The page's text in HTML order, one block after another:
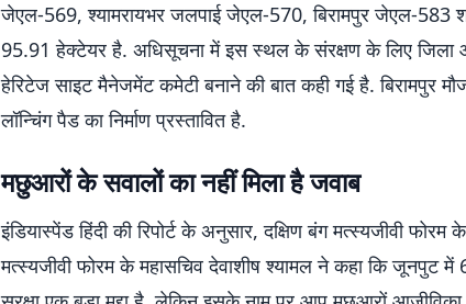
जेएल-569, श्यामरायभर जलपाई जेएल-570, बिरामपुर जेएल-583
95.91 हेक्टेयर है. अधिसूचना में इस स्थल के संरक्षण के लिए जिला और
हेरिटेज साइट मैनेजमेंट कमेटी बनाने की बात कही गई है. बिरामपुर
लॉन्चिंग पैड का निर्माण प्रस्तावित है.
मछुआरों के सवालों का नहीं मिला है जवाब
इंडियास्पेंड हिंदी की रिपोर्ट के अनुसार, दक्षिण बंग मत्स्यजीवी
मत्स्यजीवी फोरम के महासचिव देवाशीष श्यामल ने कहा कि जूनपुट